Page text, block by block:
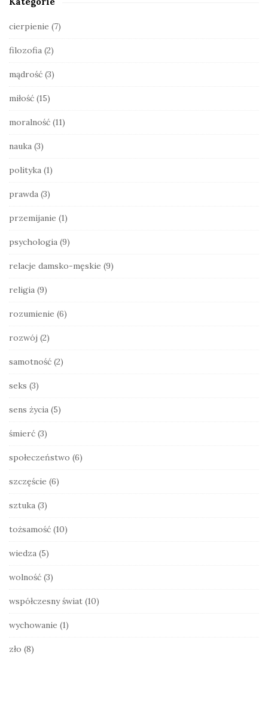
d
a
cierpienie (7)
filozofia (2)
mądrość (3)
miłość (15)
moralność (11)
nauka (3)
polityka (1)
prawda (3)
przemijanie (1)
psychologia (9)
relacje damsko-męskie (9)
religia (9)
rozumienie (6)
rozwój (2)
samotność (2)
seks (3)
sens życia (5)
śmierć (3)
społeczeństwo (6)
szczęście (6)
sztuka (3)
tożsamość (10)
wiedza (5)
wolność (3)
współczesny świat (10)
wychowanie (1)
zło (8)